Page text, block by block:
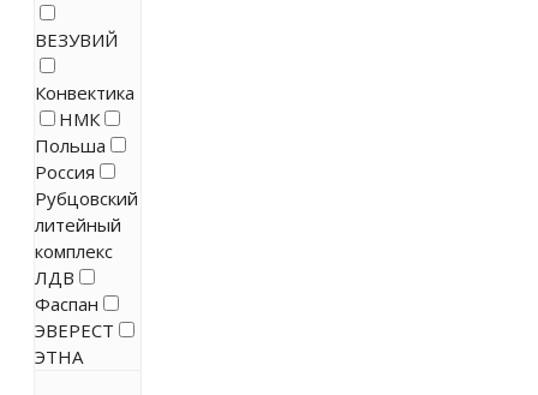
ВЕЗУВИЙ
Конвектика
НМК
Польша
Россия
Рубцовский
литейный
комплекс
ЛДВ
Фаспан
ЭВЕРЕСТ
ЭТНА